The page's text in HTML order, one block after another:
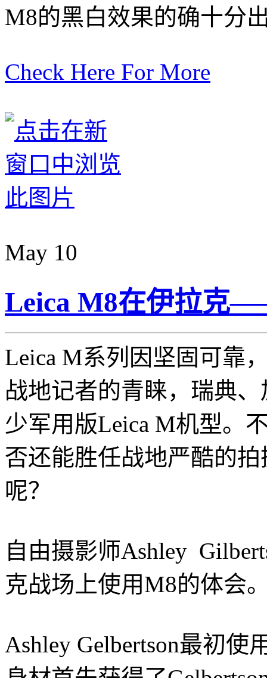
M8的黑白效果的确十分
Check Here For More
May 10
Leica M8在伊拉克
Leica M系列因坚固可靠
战地记者的青睐，瑞典
少军用版Leica M机型。
否还能胜任战地严酷的
呢？
自由摄影师Ashley
克战场上使用M8的体会
Ashley Gelbertson最初